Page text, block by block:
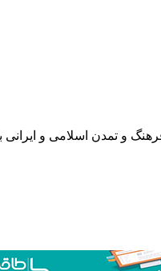
مكتوب فرهنگ و تمدن اسلامی و